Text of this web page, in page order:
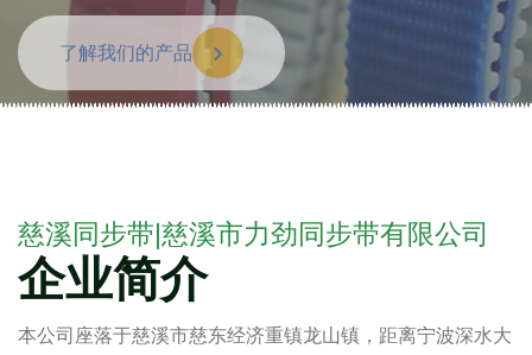
了解我们的产品
慈溪同步带|慈溪市力劲同步带有限公司
企业简介
本公司座落于慈溪市慈东经济重镇龙山镇，距离宁波深水大